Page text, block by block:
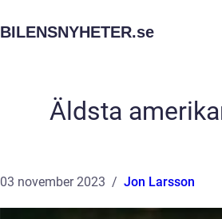
BILENSNYHETER.se
Äldsta
03 november 2023 Jon Larsson